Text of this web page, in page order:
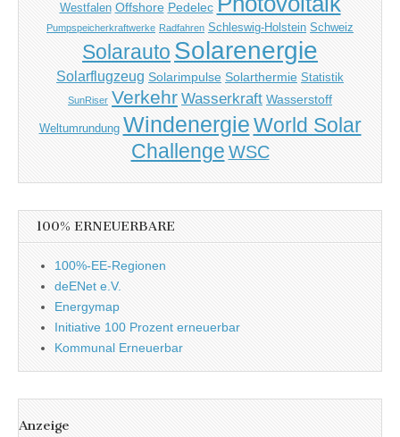
Westfalen Offshore Pedelec
Pumpspeicherkraftwerke Radfahren Schleswig-Holstein Schweiz
Solarauto Solarenergie
Solarflugzeug Solarimpulse Solarthermie Statistik
SunRiser Verkehr Wasserkraft Wasserstoff
Weltumrundung Windenergie World Solar
Challenge WSC
100% ERNEUERBARE
100%-EE-Regionen
deENet e.V.
Energymap
Initiative 100 Prozent erneuerbar
Kommunal Erneuerbar
Anzeige